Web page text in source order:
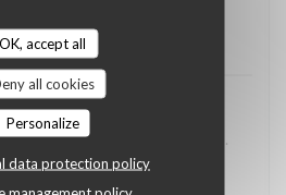
OK, accept all
all cookies
Personalize
data protection policy
5/5 Food: 5/5
établissement où nous nous
plats authentiques de Bruxelles.
service sans fausse note